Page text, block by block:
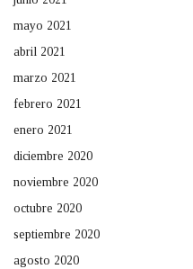
mayo 2021
abril 2021
marzo 2021
febrero 2021
enero 2021
diciembre 2020
noviembre 2020
octubre 2020
septiembre 2020
agosto 2020